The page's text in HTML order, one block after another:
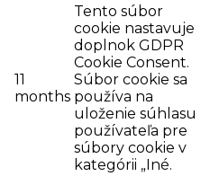
11
months
Tento súbor
cookie nastavuje
doplnok GDPR
Cookie Consent.
Súbor cookie sa
používa na
uloženie súhlasu
používateľa pre
súbory cookie v
kategórii „Iné.